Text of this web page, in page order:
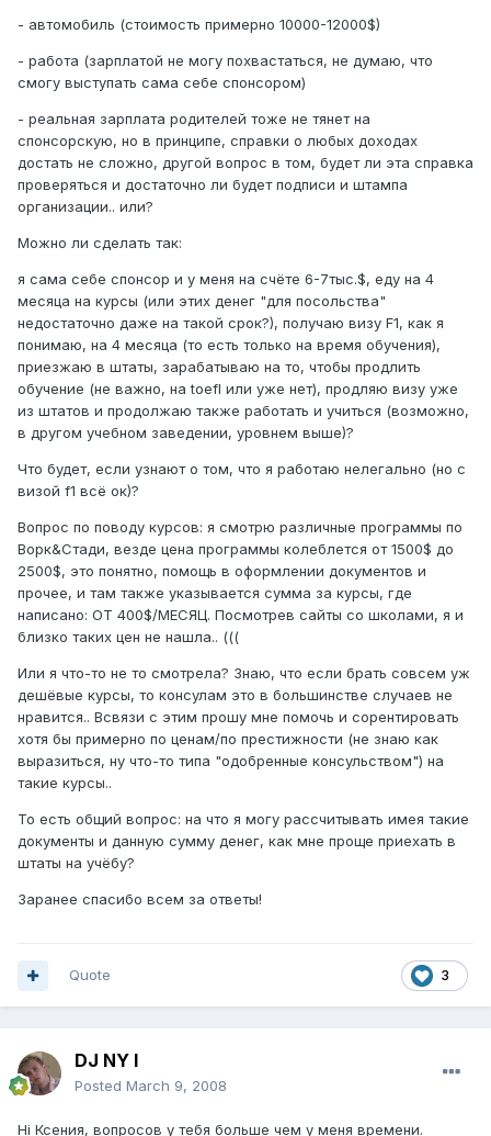
- автомобиль (стоимость примерно 10000-12000$)
- работа (зарплатой не могу похвастаться, не думаю, что
смогу выступать сама себе спонсором)
- реальная зарплата родителей тоже не тянет на
спонсорскую, но в принципе, справки о любых доходах
достать не сложно, другой вопрос в том, будет ли эта справка
проверяться и достаточно ли будет подписи и штампа
организации.. или?
Можно ли сделать так:
я сама себе спонсор и у меня на счёте 6-7тыс.$, еду на 4
месяца на курсы (или этих денег "для посольства"
недостаточно даже на такой срок?), получаю визу F1, как я
понимаю, на 4 месяца (то есть только на время обучения),
приезжаю в штаты, зарабатываю на то, чтобы продлить
обучение (не важно, на toefl или уже нет), продляю визу уже
из штатов и продолжаю также работать и учиться (возможно,
в другом учебном заведении, уровнем выше)?
Что будет, если узнают о том, что я работаю нелегально (но с
визой f1 всё ок)?
Вопрос по поводу курсов: я смотрю различные программы по
Ворк&Стади, везде цена программы колеблется от 1500$ до
2500$, это понятно, помощь в оформлении документов и
прочее, и там также указывается сумма за курсы, где
написано: ОТ 400$/МЕСЯЦ. Посмотрев сайты со школами, я и
близко таких цен не нашла.. (((
Или я что-то не то смотрела? Знаю, что если брать совсем уж
дешёвые курсы, то консулам это в большинстве случаев не
нравится.. Всвязи с этим прошу мне помочь и сорентировать
хотя бы примерно по ценам/по престижности (не знаю как
выразиться, ну что-то типа "одобренные консульством") на
такие курсы..
То есть общий вопрос: на что я могу рассчитывать имея такие
документы и данную сумму денег, как мне проще приехать в
штаты на учёбу?
Заранее спасибо всем за ответы!
3
Quote
DJ NY I
Posted March 9, 2008
Hi Ксения, вопросов у тебя больше чем у меня времени.